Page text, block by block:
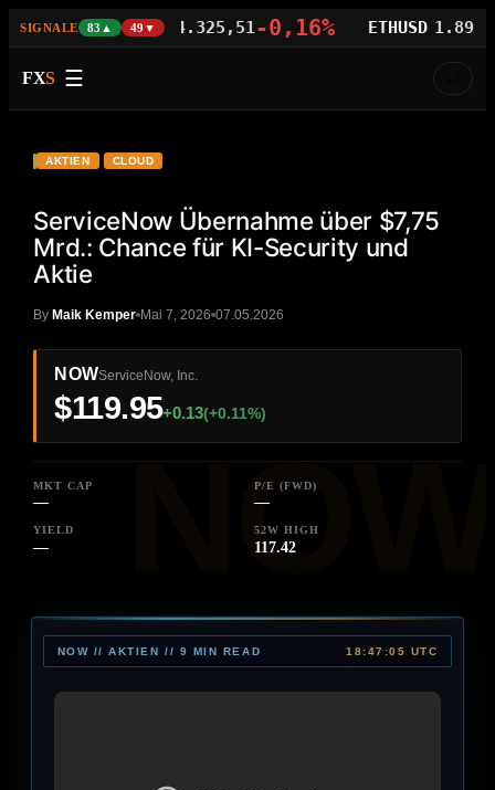
SIGNALE 83▲ 49▼
BTCUSD 64.325,51-0,16% ETHUSD 1.899,88
FXS ☰
AKTIEN CLOUD
ServiceNow Übernahme über $7,75
Mrd.: Chance für KI-Security und
Aktie
ByMaik Kemper Mai 7, 2026 07.05.2026
NOWServiceNow, Inc.
$119.95+0.13(+0.11%)
MKT CAP
—
P/E (FWD)
—
YIELD
—
52W HIGH
117.42
NOW // AKTIEN // 9 MIN READ 18:47:05 UTC